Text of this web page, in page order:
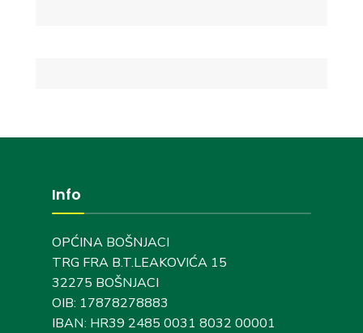
Info
OPĆINA BOŠNJACI
TRG FRA B.T.LEAKOVIĆA 15
32275 BOŠNJACI
OIB: 17878278883
IBAN: HR39 2485 0031 8032 00001